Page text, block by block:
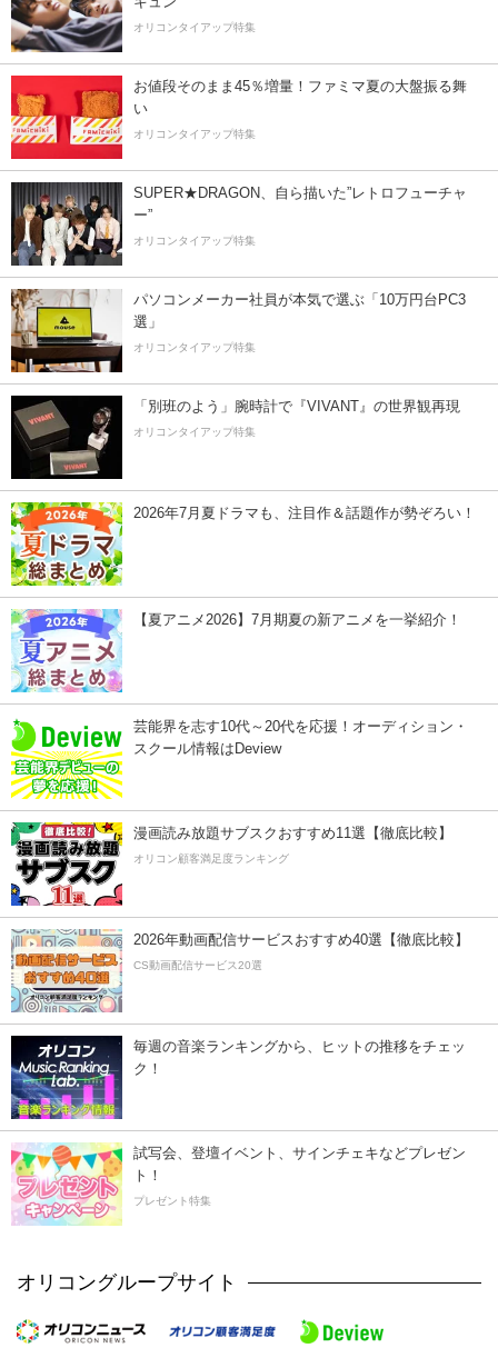
オリコンタイアップ特集
お値段そのまま45％増量！ファミマ夏の大盤振る舞
い
オリコンタイアップ特集
SUPER★DRAGON、自ら描いた”レトロフューチャ
ー”
オリコンタイアップ特集
パソコンメーカー社員が本気で選ぶ「10万円台PC3
選」
オリコンタイアップ特集
「別班のよう」腕時計で『VIVANT』の世界観再現
オリコンタイアップ特集
2026年7月夏ドラマも、注目作＆話題作が勢ぞろい！
【夏アニメ2026】7月期夏の新アニメを一挙紹介！
芸能界を志す10代～20代を応援！オーディション・
スクール情報はDeview
漫画読み放題サブスクおすすめ11選【徹底比較】
オリコン顧客満足度ランキング
2026年動画配信サービスおすすめ40選【徹底比較】
CS動画配信サービス20選
毎週の音楽ランキングから、ヒットの推移をチェッ
ク！
試写会、登壇イベント、サインチェキなどプレゼン
ト！
プレゼント特集
オリコングループサイト